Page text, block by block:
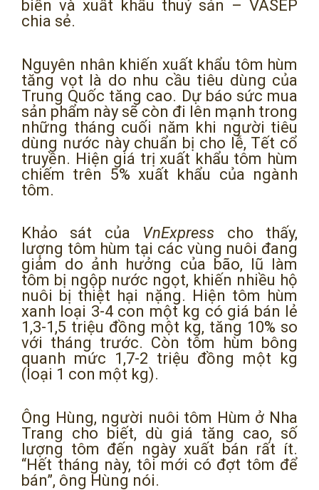
biến và xuất khẩu thuỷ sản – VASEP
chia sẻ.
Nguyên nhân khiến xuất khẩu tôm hùm
tăng vọt là do nhu cầu tiêu dùng của
Trung Quốc tăng cao. Dự báo sức mua
sản phẩm này sẽ còn đi lên mạnh trong
những tháng cuối năm khi người tiêu
dùng nước này chuẩn bị cho lễ, Tết cổ
truyền. Hiện giá trị xuất khẩu tôm hùm
chiếm trên 5% xuất khẩu của ngành
tôm.
Khảo sát của VnExpress cho thấy,
lượng tôm hùm tại các vùng nuôi đang
giảm do ảnh hưởng của bão, lũ làm
tôm bị ngộp nước ngọt, khiến nhiều hộ
nuôi bị thiệt hại nặng. Hiện tôm hùm
xanh loại 3-4 con một kg có giá bán lẻ
1,3-1,5 triệu đồng một kg, tăng 10% so
với tháng trước. Còn tôm hùm bông
quanh mức 1,7-2 triệu đồng một kg
(loại 1 con một kg).
Ông Hùng, người nuôi tôm Hùm ở Nha
Trang cho biết, dù giá tăng cao, số
lượng tôm đến ngày xuất bán rất ít.
“Hết tháng này, tôi mới có đợt tôm để
bán”, ông Hùng nói.